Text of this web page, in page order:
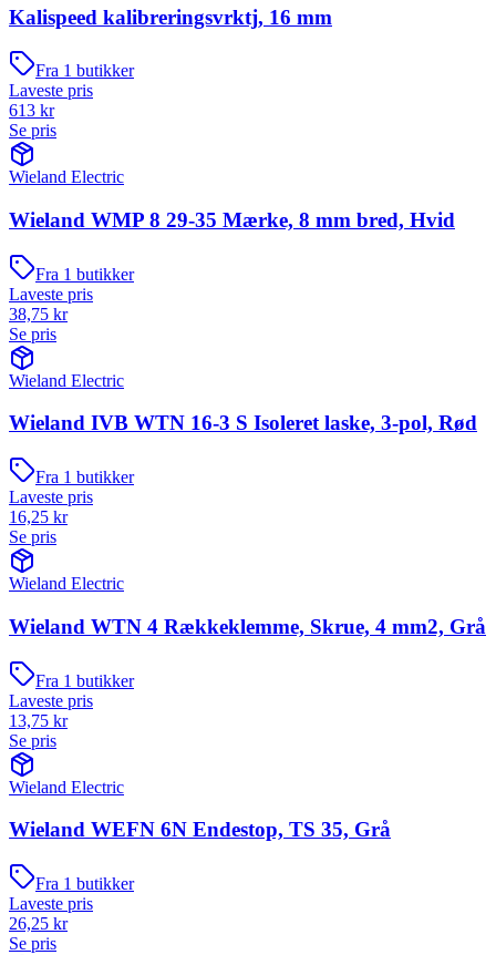
Kalispeed kalibreringsvrktj, 16 mm
Fra 1 butikker
Laveste pris
613 kr
Se pris
Wieland Electric
Wieland WMP 8 29-35 Mærke, 8 mm bred, Hvid
Fra 1 butikker
Laveste pris
38,75 kr
Se pris
Wieland Electric
Wieland IVB WTN 16-3 S Isoleret laske, 3-pol, Rød
Fra 1 butikker
Laveste pris
16,25 kr
Se pris
Wieland Electric
Wieland WTN 4 Rækkeklemme, Skrue, 4 mm2, Grå
Fra 1 butikker
Laveste pris
13,75 kr
Se pris
Wieland Electric
Wieland WEFN 6N Endestop, TS 35, Grå
Fra 1 butikker
Laveste pris
26,25 kr
Se pris